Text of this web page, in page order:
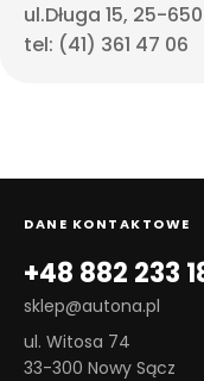
ul.Długa 15, 25-
tel: (41) 361 47 06
DANE KONTAKTOWE
+48 882 233
sklep@autona.pl
ul. Witosa 74
33-300 Nowy Sącz